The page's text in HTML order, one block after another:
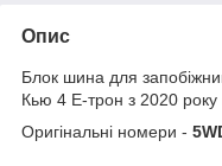
Опис
Блок шина для
Кью 4 Е-трон з 2020 року
Оригінальні номери -